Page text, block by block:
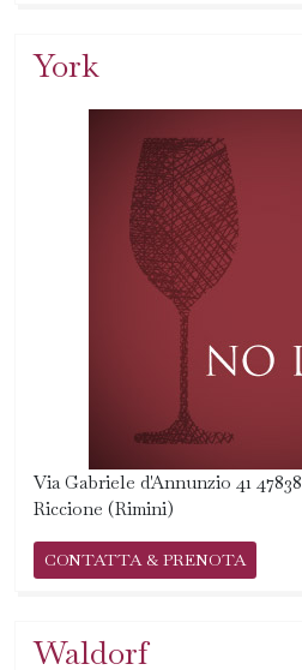
York
Via Gabriele d'Annunzio 41 47838
Riccione (Rimini)
CONTATTA & PRENOTA
Waldorf